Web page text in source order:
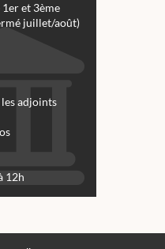
et 3ème
juillet/août)
adjoints
12h